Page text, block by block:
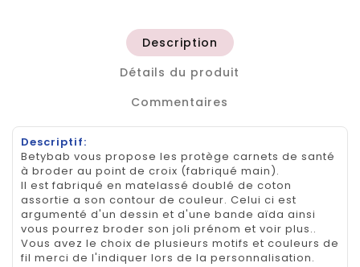
Description
Détails du produit
Commentaires
Descriptif:
Betybab vous propose les protège carnets de santé
à broder au point de croix (fabriqué main).
Il est fabriqué en matelassé doublé de coton
assortie a son contour de couleur. Celui ci est
argumenté d'un dessin et d'une bande aïda ainsi
vous pourrez broder son joli prénom et voir plus..
Vous avez le choix de plusieurs motifs et couleurs de
fil merci de l'indiquer lors de la personnalisation.